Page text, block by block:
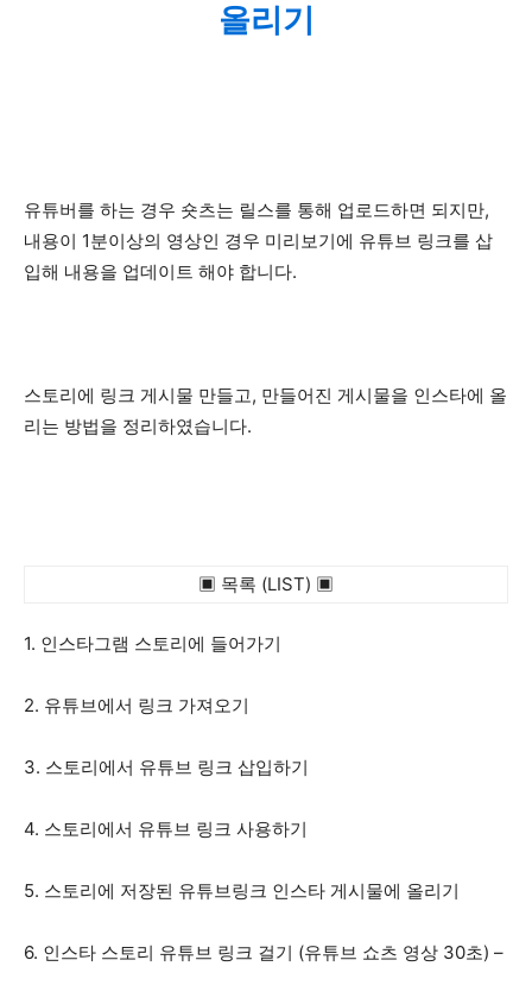
올리기
유튜버를 하는 경우 숏츠는 릴스를 통해 업로드하면 되지만,
내용이 1분이상의 영상인 경우 미리보기에 유튜브 링크를 삽
입해 내용을 업데이트 해야 합니다.
스토리에 링크 게시물 만들고, 만들어진 게시물을 인스타에 올
리는 방법을 정리하였습니다.
▣ 목록 (LIST) ▣
1. 인스타그램 스토리에 들어가기
2. 유튜브에서 링크 가져오기
3. 스토리에서 유튜브 링크 삽입하기
4. 스토리에서 유튜브 링크 사용하기
5. 스토리에 저장된 유튜브링크 인스타 게시물에 올리기
6. 인스타 스토리 유튜브 링크 걸기 (유튜브 쇼츠 영상 30초) –